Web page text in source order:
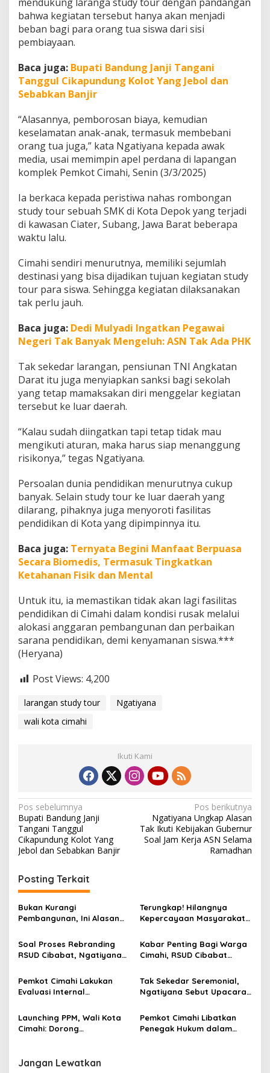
S
t
u
T
o
u
mendukung laranga study tour dengan pandangan
bahwa kegiatan tersebut hanya akan menjadi
beban bagi para orang tua siswa dari sisi
pembiayaan.
Baca juga: Bupati Bandung Janji Tangani
Tanggul Cikapundung Kolot Yang Jebol dan
Sebabkan Banjir
“Alasannya, pemborosan biaya, kemudian
keselamatan anak-anak, termasuk membebani
orang tua juga,” kata Ngatiyana kepada awak
media, usai memimpin apel perdana di lapangan
komplek Pemkot Cimahi, Senin (3/3/2025)
Ia berkaca kepada peristiwa nahas rombongan
study tour sebuah SMK di Kota Depok yang terjadi
di kawasan Ciater, Subang, Jawa Barat beberapa
waktu lalu.
Cimahi sendiri menurutnya, memiliki sejumlah
destinasi yang bisa dijadikan tujuan kegiatan study
tour para siswa. Sehingga kegiatan dilaksanakan
tak perlu jauh.
Baca juga: Dedi Mulyadi Ingatkan Pegawai
Negeri Tak Banyak Mengeluh: ASN Tak Ada PHK
Tak sekedar larangan, pensiunan TNI Angkatan
Darat itu juga menyiapkan sanksi bagi sekolah
yang tetap mamaksakan diri menggelar kegiatan
tersebut ke luar daerah.
“Kalau sudah diingatkan tapi tetap tidak mau
mengikuti aturan, maka harus siap menanggung
risikonya,” tegas Ngatiyana.
Persoalan dunia pendidikan menurutnya cukup
banyak. Selain study tour ke luar daerah yang
dilarang, pihaknya juga menyoroti fasilitas
pendidikan di Kota yang dipimpinnya itu.
Baca juga: Ternyata Begini Manfaat Berpuasa
Secara Biomedis, Termasuk Tingkatkan
Ketahanan Fisik dan Mental
Untuk itu, ia memastikan tidak akan lagi fasilitas
pendidikan di Cimahi dalam kondisi rusak melalui
alokasi anggaran pembangunan dan perbaikan
sarana pendidikan, demi kenyamanan siswa.***
(Heryana)
Post Views: 4,200
larangan study tour
Ngatiyana
wali kota cimahi
Ikuti Kami
N
a
v
i
g
a
s
p
o
s
Pos sebelumnya
Bupati Bandung Janji
Tangani Tanggul
Cikapundung Kolot Yang
Jebol dan Sebabkan Banjir
Pos berikutnya
Ngatiyana Ungkap Alasan
Tak Ikuti Kebijakan Gubernur
Soal Jam Kerja ASN Selama
Ramadhan
Posting Terkait
Bukan Kurangi
Pembangunan, Ini Alasan
Pengurangan Belanja
Daerah
Terungkap! Hilangnya
Kepercayaan Masyarakat
Rebranding RSUD Cibabat
Soal Proses Rebranding
RSUD Cibabat, Ngatiyana
Perlu Persetujuan DPRD
Kabar Penting Bagi Warga
Cimahi, RSUD Cibabat
Mulya
Pemkot Cimahi Lakukan
Evaluasi Internal
Birokrasi, Diskominfo Raih
Nilai Tertinggi
Tak Sekedar Seremonial,
Ngatiyana Sebut Upacara
Penghormatan pada
Pejuang Otda
Launching PPM, Wali Kota
Cimahi: Dorong
Masyarakat
Pemkot Cimahi Libatkan
Penegak Hukum dalam
Jangan Lewatkan